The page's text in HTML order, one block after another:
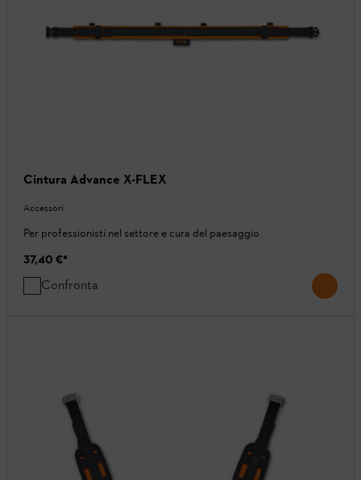
Cintura Advance X-FLEX
Accessori
Per professionisti nel settore e cura del paesaggio
37,40 €*
Confronta